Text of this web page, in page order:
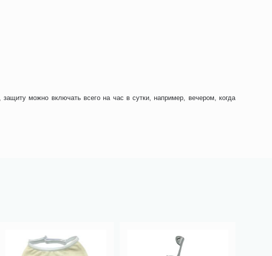
можно включать всего на час в сутки, например, вечером, когда